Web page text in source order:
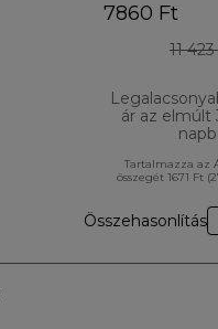
7860 Ft
11
ár az elmúlt
Tartalmazza az
összegét 1671 Ft
Összehasonlítás